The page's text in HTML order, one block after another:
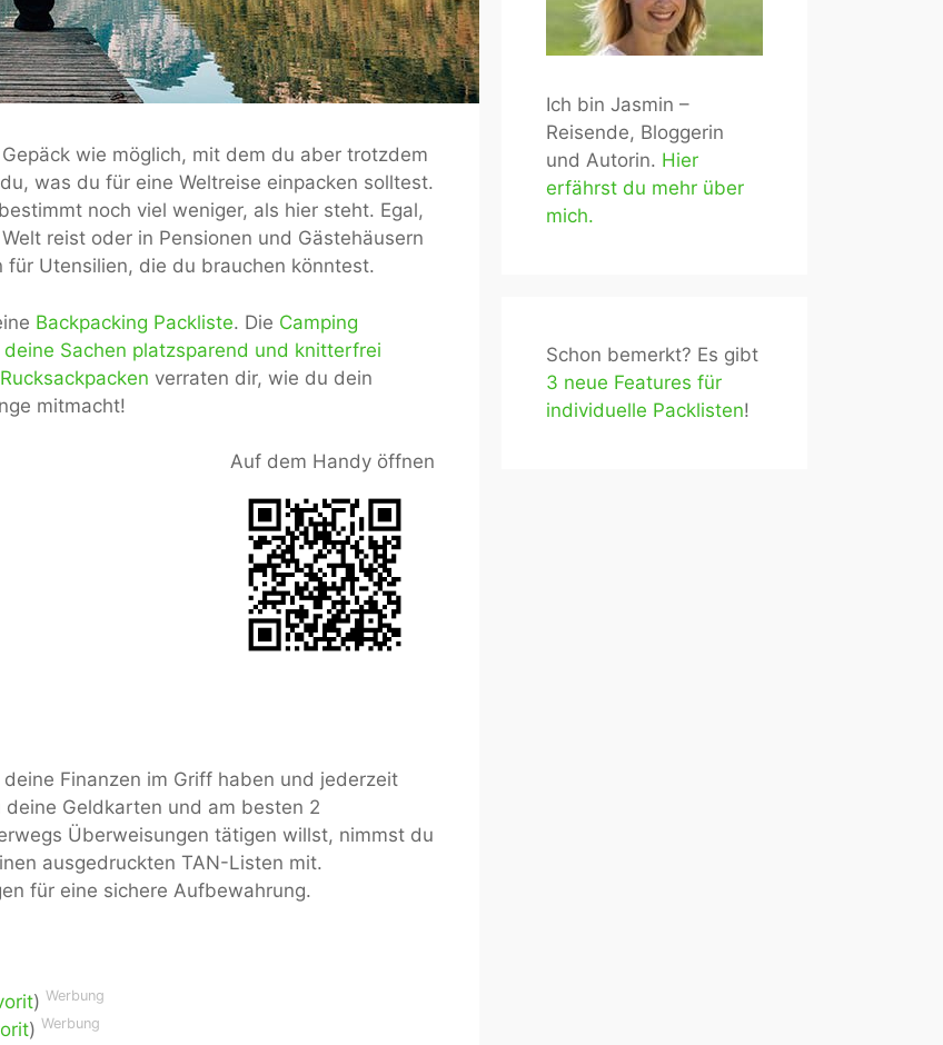
wie möglich, mit dem du aber trotzdem
was du für eine Weltreise einpacken solltest.
noch viel weniger, als hier steht. Egal,
reist oder in Pensionen und Gästehäusern
Utensilien, die du brauchen könntest.
Backpacking Packliste. Die Camping
deine Sachen platzsparend und knitterfrei
Rucksackpacken verraten dir, wie du dein
mitmacht!
Auf dem Handy öffnen
Finanzen im Griff haben und jederzeit
Geldkarten und am besten 2
Überweisungen tätigen willst, nimmst du
ausgedruckten TAN-Listen mit.
für eine sichere Aufbewahrung.
) Werbung
) Werbung
Ich bin Jasmin –
Reisende, Bloggerin
und Autorin. Hier
erfährst du mehr über
mich.
Schon bemerkt? Es gibt
3 neue Features für
individuelle Packlisten!